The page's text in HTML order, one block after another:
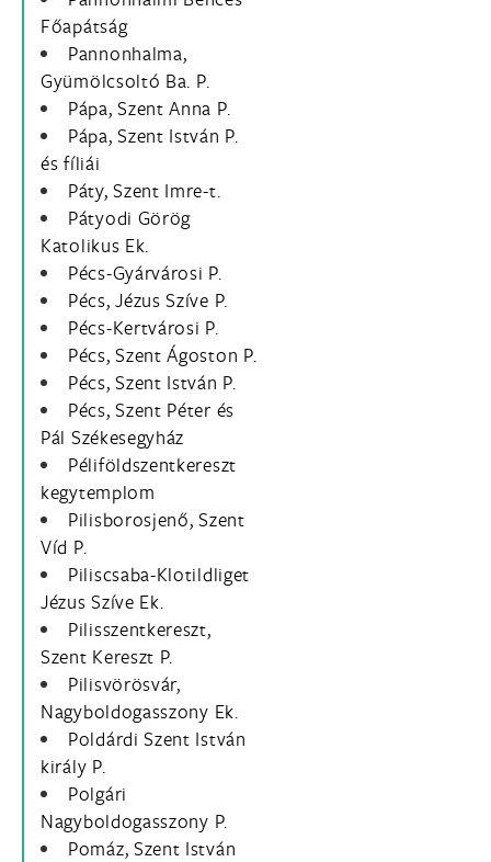
Főapátság
Pannonhalma,
Gyümölcsoltó Ba. P.
Pápa, Szent Anna P.
Pápa, Szent István P.
és fíliái
Páty, Szent Imre-t.
Pátyodi Görög
Katolikus Ek.
Pécs-Gyárvárosi P.
Pécs, Jézus Szíve P.
Pécs-Kertvárosi P.
Pécs, Szent Ágoston P.
Pécs, Szent István P.
Pécs, Szent Péter és
Pál Székesegyház
Péliföldszentkereszt
kegytemplom
Pilisborosjenő, Szent
Víd P.
Piliscsaba-Klotildliget
Jézus Szíve Ek.
Pilisszentkereszt,
Szent Kereszt P.
Pilisvörösvár,
Nagyboldogasszony Ek.
Poldárdi Szent István
király P.
Polgári
Nagyboldogasszony P.
Pomáz, Szent István